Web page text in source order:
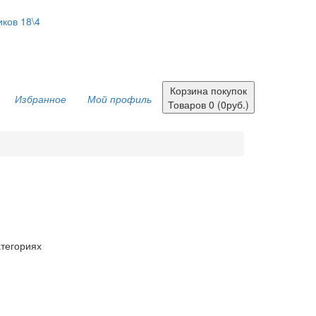
18\4
Избранное Мой профиль
Корзина покупок
Товаров 0 (0руб.)